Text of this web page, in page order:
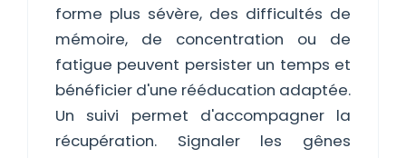
forme plus sévère, des difficultés de
mémoire, de concentration ou de
fatigue peuvent persister un temps et
bénéficier d'une rééducation adaptée.
Un suivi permet d'accompagner la
récupération. Signaler les gênes